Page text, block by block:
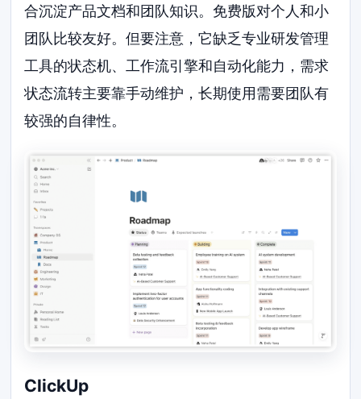
合沉淀产品文档和团队知识。免费版对个人和小
团队比较友好。但要注意，它缺乏专业研发管理
工具的状态机、工作流引擎和自动化能力，需求
状态流转主要靠手动维护，长期使用需要团队有
较强的自律性。
ClickUp